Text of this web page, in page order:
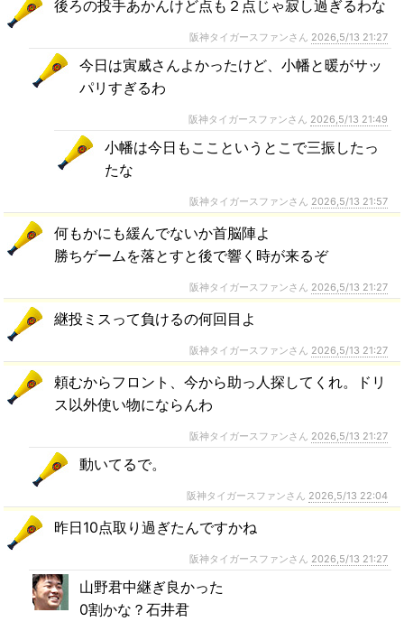
後ろの投手あかんけど点も２点じゃ寂し過ぎるわな
阪神タイガースファンさん 2026,5/13 21:27
今日は寅威さんよかったけど、小幡と暖がサッ
パリすぎるわ
阪神タイガースファンさん 2026,5/13 21:49
小幡は今日もここというとこで三振したっ
たな
阪神タイガースファンさん 2026,5/13 21:57
何もかにも緩んでないか首脳陣よ
勝ちゲームを落とすと後で響く時が来るぞ
阪神タイガースファンさん 2026,5/13 21:27
継投ミスって負けるの何回目よ
阪神タイガースファンさん 2026,5/13 21:27
頼むからフロント、今から助っ人探してくれ。ドリ
ス以外使い物にならんわ
阪神タイガースファンさん 2026,5/13 21:27
動いてるで。
阪神タイガースファンさん 2026,5/13 22:04
昨日10点取り過ぎたんですかね
阪神タイガースファンさん 2026,5/13 21:27
山野君中継ぎ良かった
0割かな？石井君